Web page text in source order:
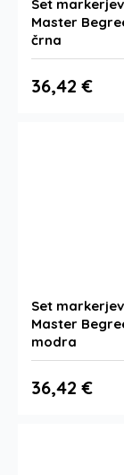
Set
Master
črna
36,42 €
Set
Master
modra
36,42 €